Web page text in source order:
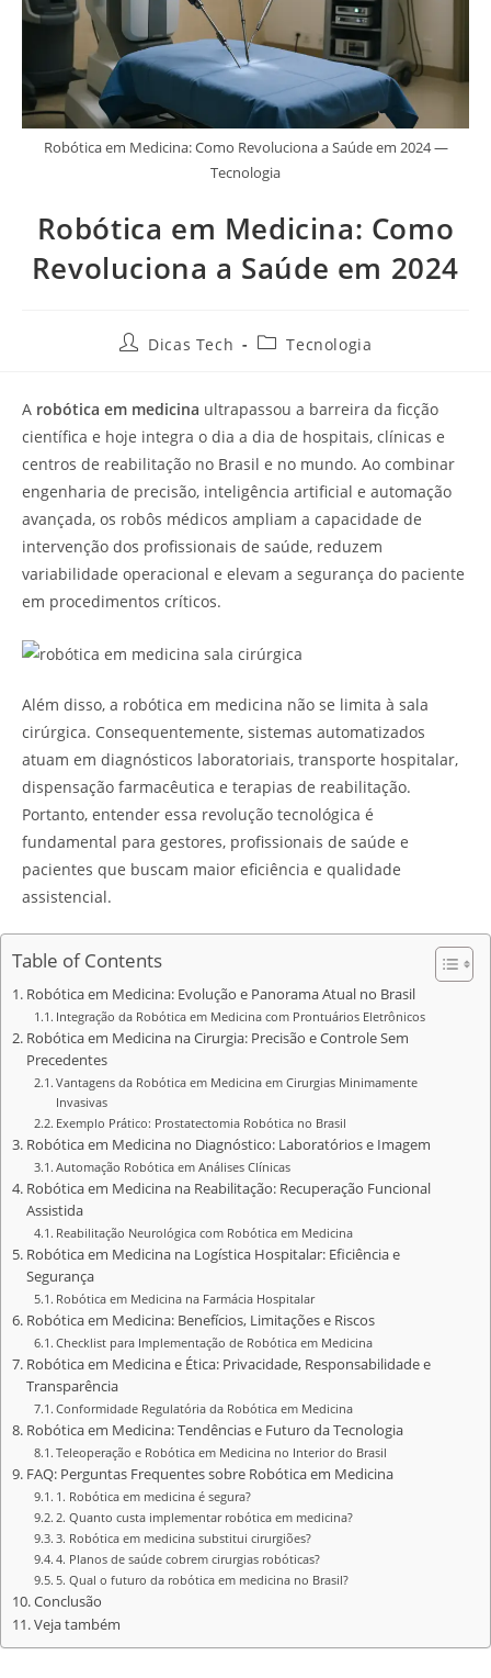
Robótica em Medicina: Como Revoluciona a Saúde em 2024 —
Tecnologia
Robótica em Medicina: Como
Revoluciona a Saúde em 2024
Dicas Tech Tecnologia
A robótica em medicina ultrapassou a barreira da ficção
científica e hoje integra o dia a dia de hospitais, clínicas e
centros de reabilitação no Brasil e no mundo. Ao combinar
engenharia de precisão, inteligência artificial e automação
avançada, os robôs médicos ampliam a capacidade de
intervenção dos profissionais de saúde, reduzem
variabilidade operacional e elevam a segurança do paciente
em procedimentos críticos.
Além disso, a robótica em medicina não se limita à sala
cirúrgica. Consequentemente, sistemas automatizados
atuam em diagnósticos laboratoriais, transporte hospitalar,
dispensação farmacêutica e terapias de reabilitação.
Portanto, entender essa revolução tecnológica é
fundamental para gestores, profissionais de saúde e
pacientes que buscam maior eficiência e qualidade
assistencial.
Table of Contents
Robótica em Medicina: Evolução e Panorama Atual no Brasil
Integração da Robótica em Medicina com Prontuários Eletrônicos
Robótica em Medicina na Cirurgia: Precisão e Controle Sem
Precedentes
Vantagens da Robótica em Medicina em Cirurgias Minimamente
Invasivas
Exemplo Prático: Prostatectomia Robótica no Brasil
Robótica em Medicina no Diagnóstico: Laboratórios e Imagem
Automação Robótica em Análises Clínicas
Robótica em Medicina na Reabilitação: Recuperação Funcional
Assistida
Reabilitação Neurológica com Robótica em Medicina
Robótica em Medicina na Logística Hospitalar: Eficiência e
Segurança
Robótica em Medicina na Farmácia Hospitalar
Robótica em Medicina: Benefícios, Limitações e Riscos
Checklist para Implementação de Robótica em Medicina
Robótica em Medicina e Ética: Privacidade, Responsabilidade e
Transparência
Conformidade Regulatória da Robótica em Medicina
Robótica em Medicina: Tendências e Futuro da Tecnologia
Teleoperação e Robótica em Medicina no Interior do Brasil
FAQ: Perguntas Frequentes sobre Robótica em Medicina
1. Robótica em medicina é segura?
2. Quanto custa implementar robótica em medicina?
3. Robótica em medicina substitui cirurgiões?
4. Planos de saúde cobrem cirurgias robóticas?
5. Qual o futuro da robótica em medicina no Brasil?
Conclusão
Veja também